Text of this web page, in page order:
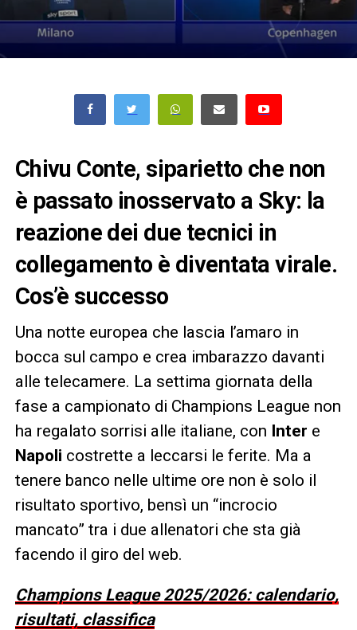
Chivu Conte, siparietto che non
è passato inosservato a Sky: la
reazione dei due tecnici in
collegamento è diventata virale.
Cos’è successo
Una notte europea che lascia l’amaro in
bocca sul campo e crea imbarazzo davanti
alle telecamere. La settima giornata della
fase a campionato di Champions League non
ha regalato sorrisi alle italiane, con Inter e
Napoli costrette a leccarsi le ferite. Ma a
tenere banco nelle ultime ore non è solo il
risultato sportivo, bensì un “incrocio
mancato” tra i due allenatori che sta già
facendo il giro del web.
Champions League 2025/2026: calendario,
risultati, classifica